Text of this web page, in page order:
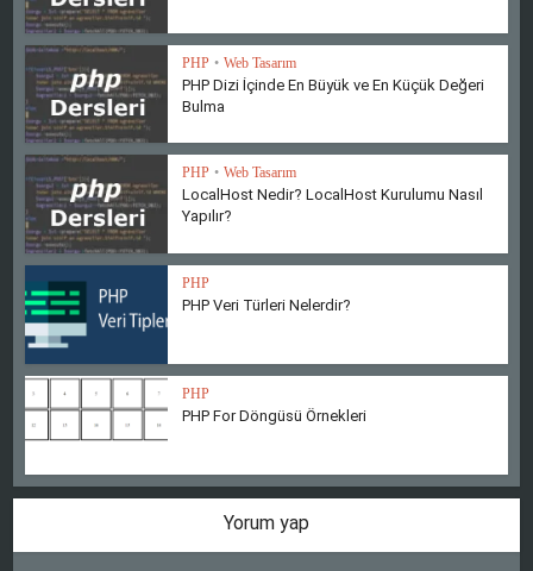
PHP • Web Tasarım
PHP Dizi İçinde En Büyük ve En Küçük Değeri
Bulma
PHP • Web Tasarım
LocalHost Nedir? LocalHost Kurulumu Nasıl
Yapılır?
PHP
PHP Veri Türleri Nelerdir?
PHP
PHP For Döngüsü Örnekleri
Yorum yap